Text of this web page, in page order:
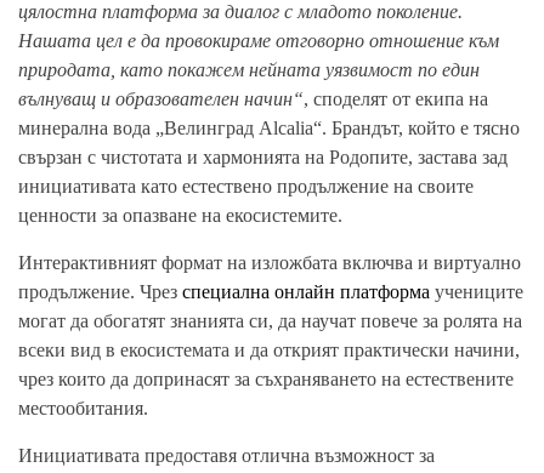
цялостна платформа за диалог с младото поколение.
Нашата цел е да провокираме отговорно отношение към
природата, като покажем нейната уязвимост по един
вълнуващ и образователен начин“, споделят от екипа на
минерална вода „Велинград Alcalia“. Брандът, който е тясно
свързан с чистотата и хармонията на Родопите, застава зад
инициативата като естествено продължение на своите
ценности за опазване на екосистемите.
Интерактивният формат на изложбата включва и виртуално
продължение. Чрез специална онлайн платформа учениците
могат да обогатят знанията си, да научат повече за ролята на
всеки вид в екосистемата и да открият практически начини,
чрез които да допринасят за съхраняването на естествените
местообитания.
Инициативата предоставя отлична възможност за